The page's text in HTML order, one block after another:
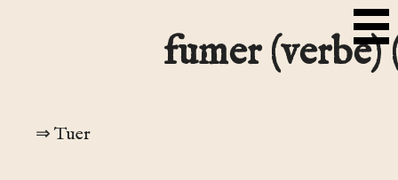
fumer (verbe)
Tuer